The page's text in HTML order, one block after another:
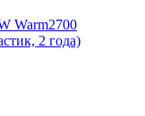
Warm2700
2 года)